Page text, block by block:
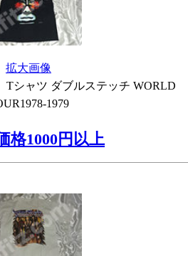
拡大画像
シャツ ダブルステッチ WORLD
1979